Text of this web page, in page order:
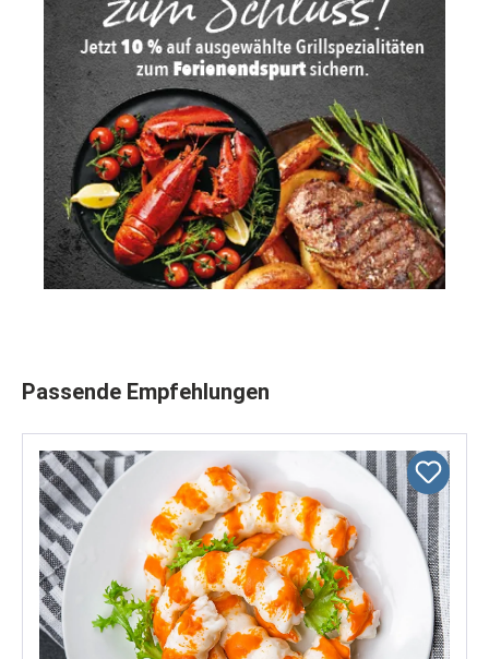
Produktgalerie überspringen
Passende Empfehlungen